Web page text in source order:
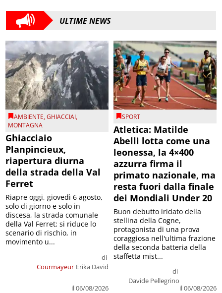
ULTIME NEWS
AMBIENTE,GHIACCIAI,
MONTAGNA
Ghiacciaio
Planpincieux,
riapertura diurna
della strada della Val
Ferret
Courmayeur
di
Erika David
il 06/08/2026
Riapre oggi, giovedì 6 agosto,
solo di giorno e solo in
discesa, la strada comunale
della Val Ferret; si riduce lo
scenario di rischio, in
movimento u...
SPORT
Atletica: Matilde
Abelli lotta come una
leonessa, la 4×400
azzurra firma il
primato nazionale, ma
resta fuori dalla finale
dei Mondiali Under 20
di
Davide Pellegrino
il 06/08/2026
Buon debutto iridato della
stellina della Cogne,
protagonista di una prova
coraggiosa nell'ultima frazione
della seconda batteria della
staffetta mist...